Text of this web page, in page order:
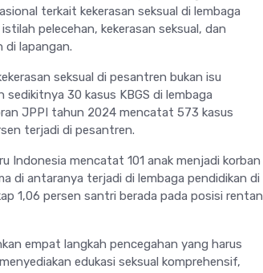
terkait kekerasan seksual di lembaga
pelecehan, kekerasan seksual, dan
di lapangan.
seksual di pesantren bukan isu
30 kasus KBGS di lembaga
JPPI tahun 2024 mencatat 573 kasus
terjadi di pesantren.
Indonesia mencatat 101 anak menjadi korban
di antaranya terjadi di lembaga pendidikan di
1,06 persen santri berada pada posisi rentan
empat langkah pencegahan yang harus
edukasi seksual komprehensif,